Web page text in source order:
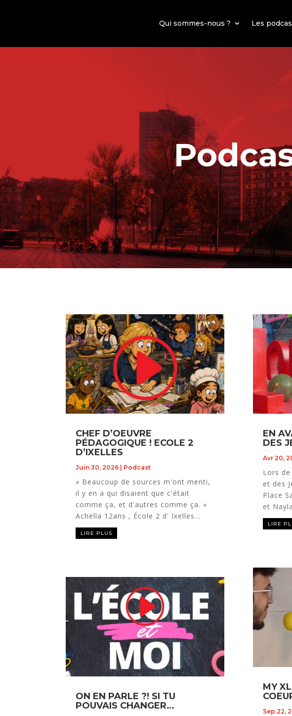
Qui sommes-nous ? Les
CHEF D’OEUVRE
PÉDAGOGIQUE ! ECOLE 2
D’IXELLES
Juin 30, 2026 Podcast
« Beaucoup de sources m'ont menti,
il y en a qui disaient que c'était
comme ça, et d'autres comme ça. »
Achella 12ans , École 2 d' Ixelles...
LIRE PLUS
ON EN PARLE ?! SI TU
POUVAIS CHANGER…
EN
DES
Avr 20,
Lors
et des
Place
et
LIRE
MY
Sep 22,